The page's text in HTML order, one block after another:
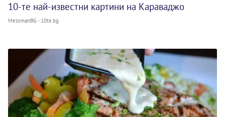
10-те най-известни картини на Караваджо
MelomanBG - 10te.bg